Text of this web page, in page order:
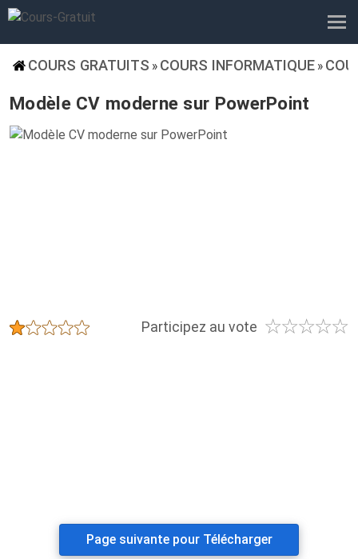
COURS GRATUITS » COURS INFORMATIQUE »
Modèle CV moderne sur PowerPoint
Participez au vote ☆☆☆☆☆
★★★★★
Page suivante pour Télécharger